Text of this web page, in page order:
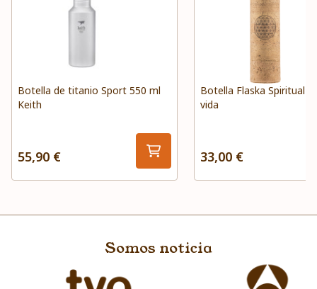
Botella de titanio Sport 550 ml
Keith
55,90 €
Botella Flaska Spiritual
vida
33,00 €
Somos noticia